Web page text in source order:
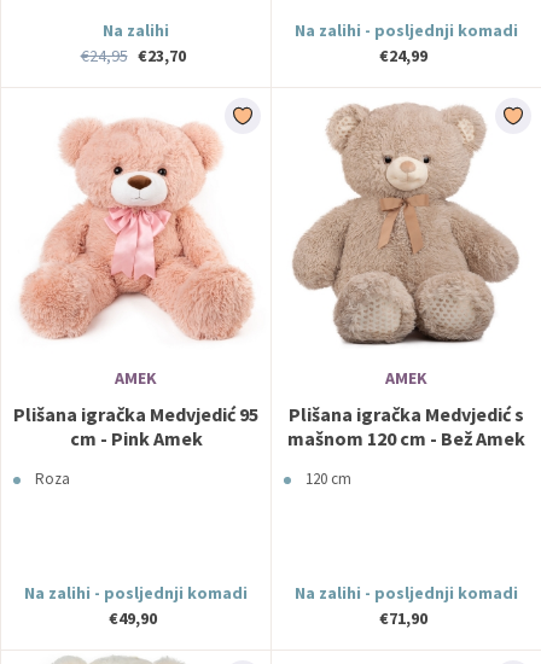
Na zalihi
€24,95 €23,70
Na zalihi - posljednji komadi
€24,99
AMEK
Plišana igračka Medvjedić 95
cm - Pink Amek
Roza
Na zalihi - posljednji komadi
€49,90
AMEK
Plišana igračka Medvjedić s
mašnom 120 cm - Bež Amek
120 cm
Na zalihi - posljednji komadi
€71,90